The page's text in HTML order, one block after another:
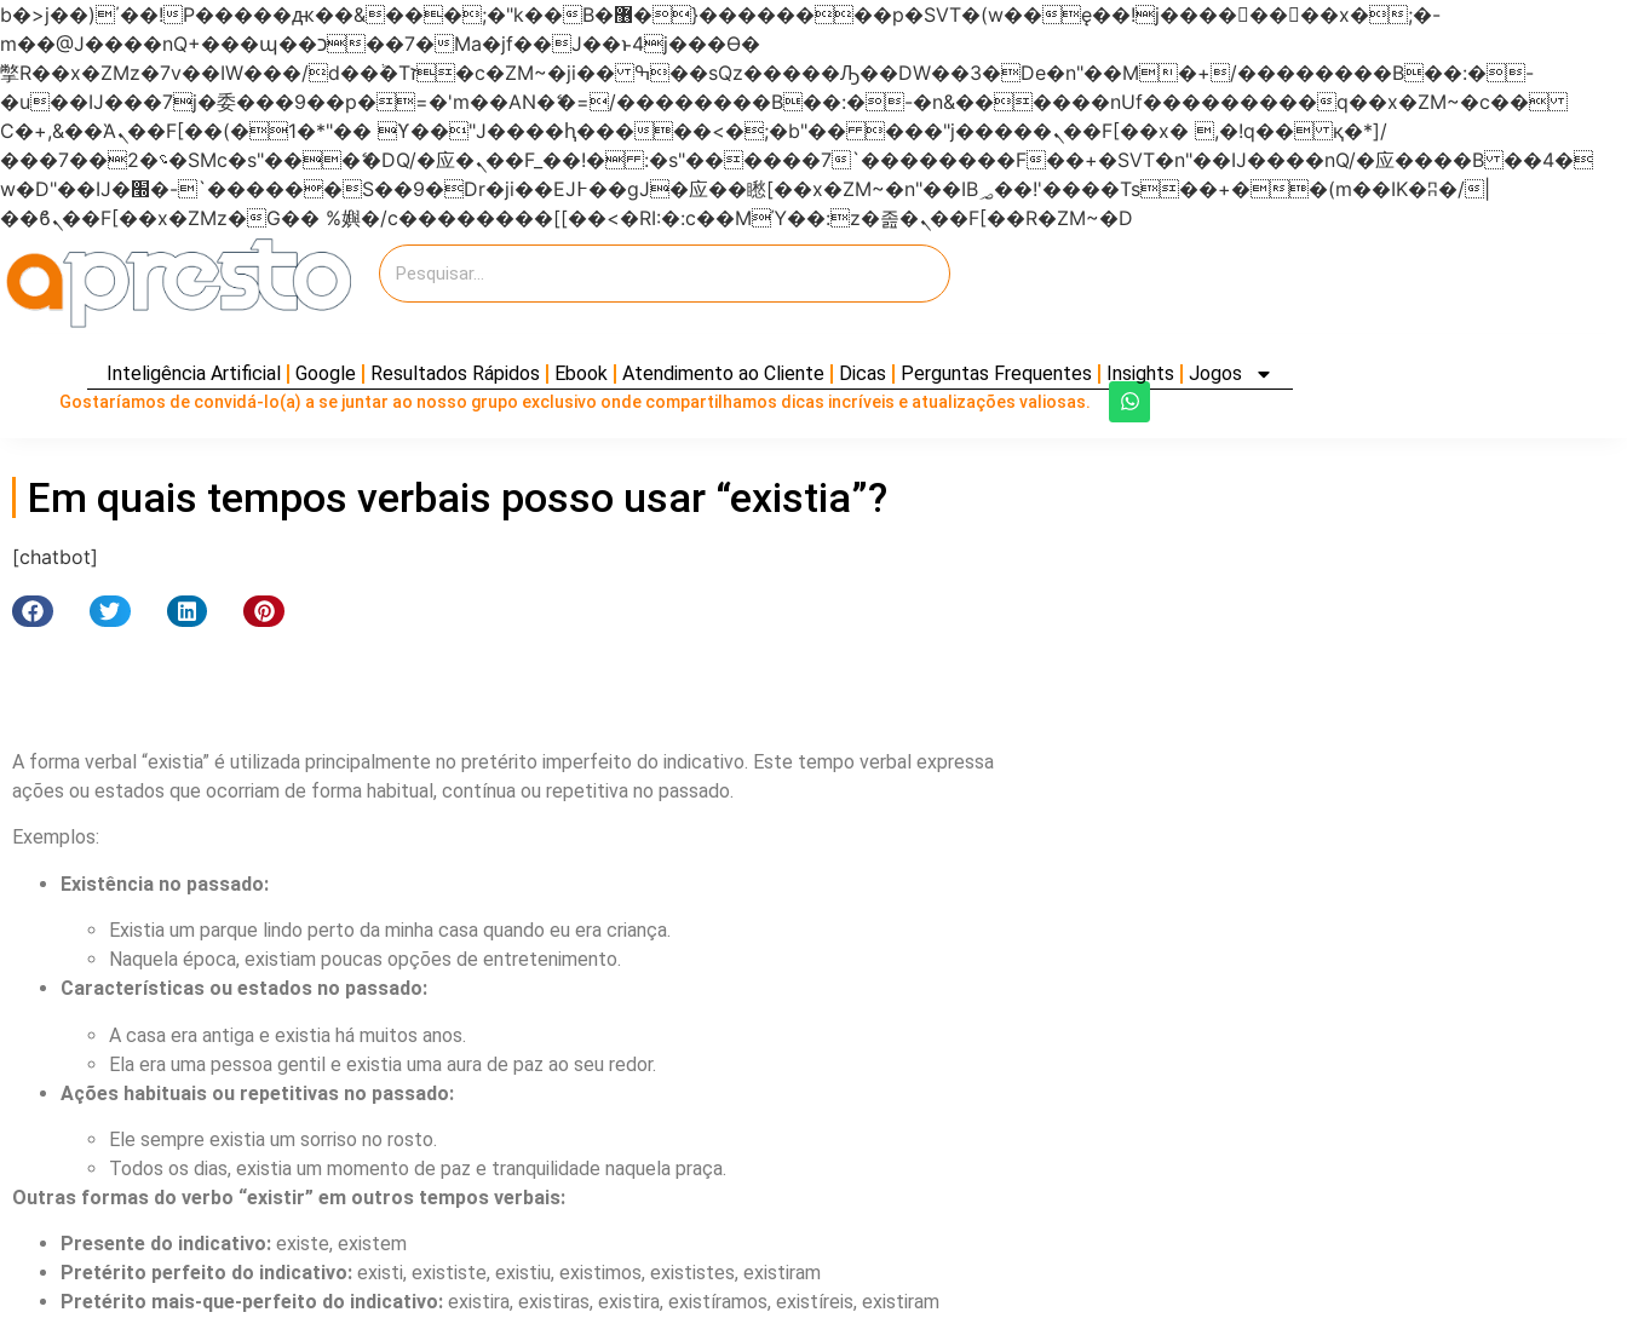
b�>j��)΄��!P�����ԫ��&���;�"k��B�޶�}��������p�SVT�(w��ę��!j��������x�;�-
m��@J����nQ+���պ��כ��7�Ma�jf��J��ͱ4j���Ѳ�
撆R��x�ZMz�7v��IW���/d��ٞ�Тז�c�ZM~�ji�� ߒ��sQz�����Ԡ��DW��3�De�n"��M�+/��������B��:�-
�u��IJ���7j�委���9��p�=�'m��AN�ޭ�=/��������B��:�-�n&������nUf���������q��x�ZM~�c��
Ϲ�+,&��Ὰܢ��F[��(�1�*"�� ϒ��"J����ԧ�����<�;�b"�� ���"j�����ܢ��F[��x� ,�!q�� қ�*]/
���؝�2��7�SMc�s"���ޭ�DQ/�应�ܢ��F_��!� :�s"������7`��������F��+�SVT�n"��IJ����nQ/�应����B ��4�
w�D"��IJ�׭�-`������S��9�Dr�ji��EJ߅��gJ�应��矁[��x�ZM~�n"��IB؃��!'����Тѕ��+��(m��IK�ʭ�/|
��ϐܢ��F[��x�ZMz�G�� %嬩�/c��������[[��<�RI:�:c��MΎ��:z�졾�ܢ��F[��R�ZM~�D
Inteligência Artificial Google Resultados Rápidos Ebook Atendimento ao Cliente Dicas Perguntas Frequentes Insights Jogos
Gostaríamos de convidá-lo(a) a se juntar ao nosso grupo exclusivo onde compartilhamos dicas incríveis e atualizações valiosas.
Em quais tempos verbais posso usar “existia”?
[chatbot]
A forma verbal “existia” é utilizada principalmente no pretérito imperfeito do indicativo. Este tempo verbal expressa
ações ou estados que ocorriam de forma habitual, contínua ou repetitiva no passado.
Exemplos:
Existência no passado:
Existia um parque lindo perto da minha casa quando eu era criança.
Naquela época, existiam poucas opções de entretenimento.
Características ou estados no passado:
A casa era antiga e existia há muitos anos.
Ela era uma pessoa gentil e existia uma aura de paz ao seu redor.
Ações habituais ou repetitivas no passado:
Ele sempre existia um sorriso no rosto.
Todos os dias, existia um momento de paz e tranquilidade naquela praça.
Outras formas do verbo “existir” em outros tempos verbais:
Presente do indicativo: existe, existem
Pretérito perfeito do indicativo: existi, exististe, existiu, existimos, exististes, existiram
Pretérito mais-que-perfeito do indicativo: existira, existiras, existira, existíramos, existíreis, existiram